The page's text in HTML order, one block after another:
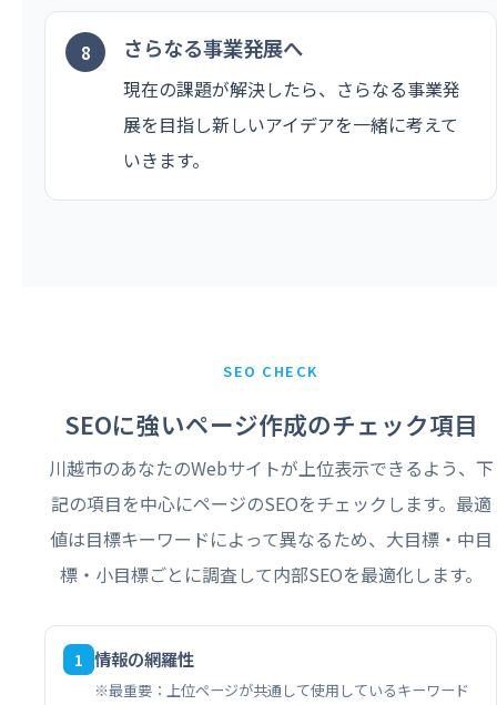
さらなる事業発展へ
現在の課題が解決したら、さらなる事業発
展を目指し新しいアイデアを一緒に考えて
いきます。
SEO CHECK
SEOに強いページ作成のチェック項目
川越市のあなたのWebサイトが上位表示できるよう、下
記の項目を中心にページのSEOをチェックします。最適
値は目標キーワードによって異なるため、大目標・中目
標・小目標ごとに調査して内部SEOを最適化します。
1 情報の網羅性
※最重要：上位ページが共通して使用しているキーワード